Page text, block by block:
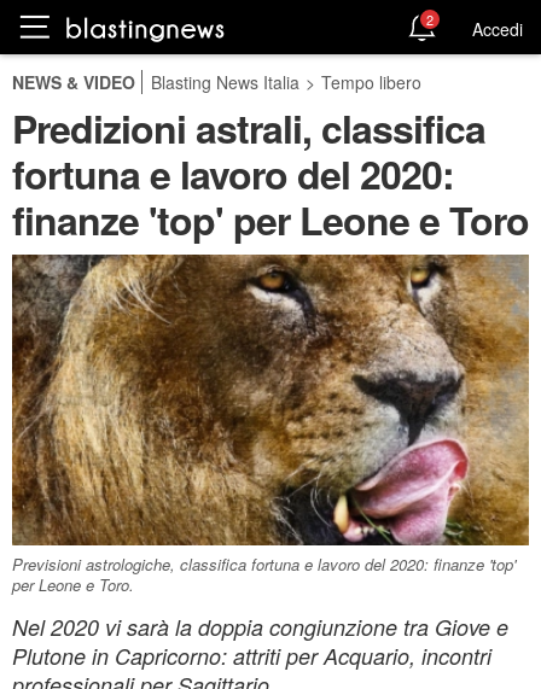
2 Accedi
NEWS & VIDEO Blasting News Italia > Tempo libero
Predizioni astrali, classifica
fortuna e lavoro del 2020:
finanze 'top' per Leone e Toro
Previsioni astrologiche, classifica fortuna e lavoro del 2020: finanze 'top'
per Leone e Toro.
Nel 2020 vi sarà la doppia congiunzione tra Giove e
Plutone in Capricorno: attriti per Acquario, incontri